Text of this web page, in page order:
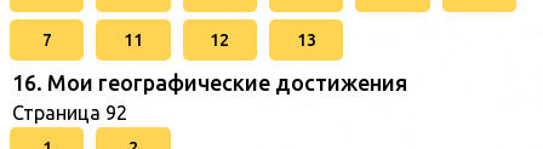
7 11 12 13
16. Мои географические достижения
Страница 92